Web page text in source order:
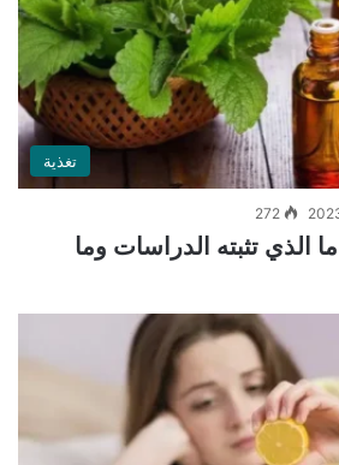
تغذية
272
الذي تثبته الدراسات وما